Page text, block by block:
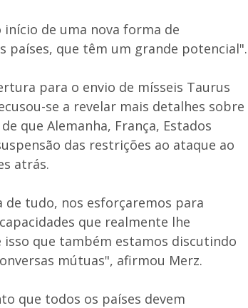
início de uma nova forma de
que têm um grande potencial".
para o envio de mísseis Taurus
se a revelar mais detalhes sobre
que Alemanha, França, Estados
das restrições ao ataque ao
atrás.
de tudo, nos esforçaremos para
que realmente lhe
que também estamos discutindo
mútuas", afirmou Merz.
que todos os países devem